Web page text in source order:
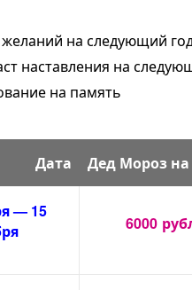
на следующий
наставления на
на память
Дата Дед Мороз на
— 15
6000